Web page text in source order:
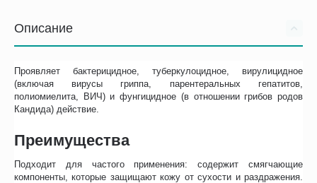
Описание
Проявляет бактерицидное, туберкулоцидное, вирулицидное
(включая вирусы гриппа, парентеральных гепатитов,
полиомиелита, ВИЧ) и фунгицидное (в отношении грибов родов
Кандида) действие.
Преимущества
Подходит для частого применения: содержит смягчающие
компоненты, которые защищают кожу от сухости и раздражения.